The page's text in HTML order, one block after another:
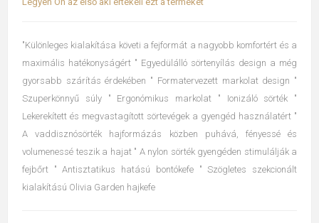
"Különleges kialakítása követi a fejformát a nagyobb komfortért és a
maximális hatékonyságért " Egyedülálló sörtenyílás design a még
gyorsabb szárítás érdekében " Formatervezett markolat design "
Szuperkönnyű súly " Ergonómikus markolat " Ionizáló sörték "
Lekerekített és megvastagított sörtevégek a gyengéd használatért "
A vaddisznósörték hajformázás közben puhává, fényessé és
volumenessé teszik a hajat " A nylon sörték gyengéden stimulálják a
fejbőrt " Antisztatikus hatású bontókefe " Szögletes szekcionált
kialakítású Olivia Garden hajkefe